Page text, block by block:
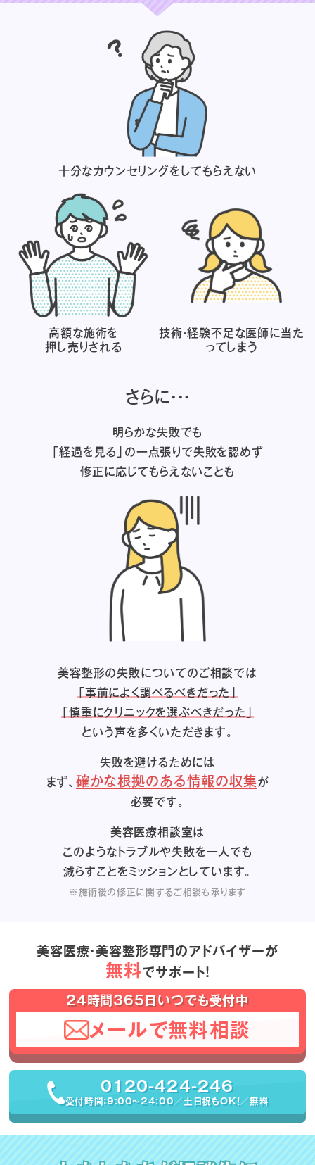
十分なカウンセリングをしてもらえない
高額な施術を
押し売りされる
技術・経験不足な医師に当た
ってしまう
さらに・・・
明らかな失敗でも
「経過を見る」の一点張りで失敗を認めず
修正に応じてもらえないことも
美容整形の失敗についてのご相談では
「事前によく調べるべきだった」
「慎重にクリニックを選ぶべきだった」
という声を多くいただきます。
失敗を避けるためには
まず、確かな根拠のある情報の収集が
必要です。
美容医療相談室は
このようなトラブルや失敗を一人でも
減らすことをミッションとしています。
※施術後の修正に関するご相談も承ります
美容医療・美容整形専門のアドバイザーが
無料でサポート！
24時間365日いつでも受付中
メールで無料相談
0120-424-246
受付時間：9:00〜24:00／土日祝もOK！／無料